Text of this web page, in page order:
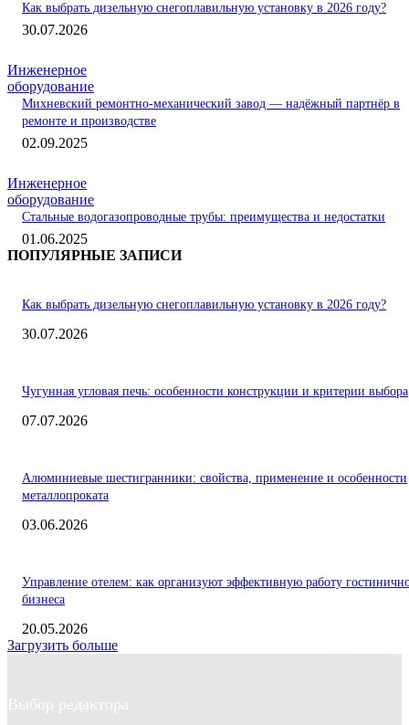
Как выбрать дизельную снегоплавильную установку в 2026 году?
30.07.2026
Инженерное
оборудование
Михневский ремонтно-механический завод — надёжный партнёр в
ремонте и производстве
02.09.2025
Инженерное
оборудование
Стальные водогазопроводные трубы: преимущества и недостатки
01.06.2025
ПОПУЛЯРНЫЕ ЗАПИСИ
Как выбрать дизельную снегоплавильную установку в 2026 году?
30.07.2026
Чугунная угловая печь: особенности конструкции и критерии выбора
07.07.2026
Алюминиевые шестигранники: свойства, применение и особенности
металлопроката
03.06.2026
Управление отелем: как организуют эффективную работу
бизнеса
20.05.2026
Загрузить больше
Выбор редактора